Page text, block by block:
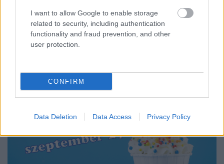
I want to allow Google to enable storage
related to security, including authentication
functionality and fraud prevention, and other
user protection.
CONFIRM
Data Deletion Data Access Privacy Policy
, hamarosan a 3.
szülinapját ünnepli a blog, ez alkalomból
nyereményjáték-sorozattal készülünk nektek.
Szeptember 27-től több tucat könyv vár rátok!